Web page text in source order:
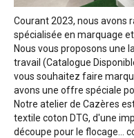
Courant 2023, nous avons
spécialisée en marquage
Nous vous proposons une
travail (Catalogue
vous souhaitez faire
avons une offre spéciale
Notre atelier de Cazères
textile coton DTG, d'une
découpe pour le flocage...